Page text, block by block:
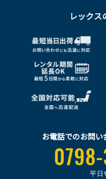
レックス
お電話でのお問
平日